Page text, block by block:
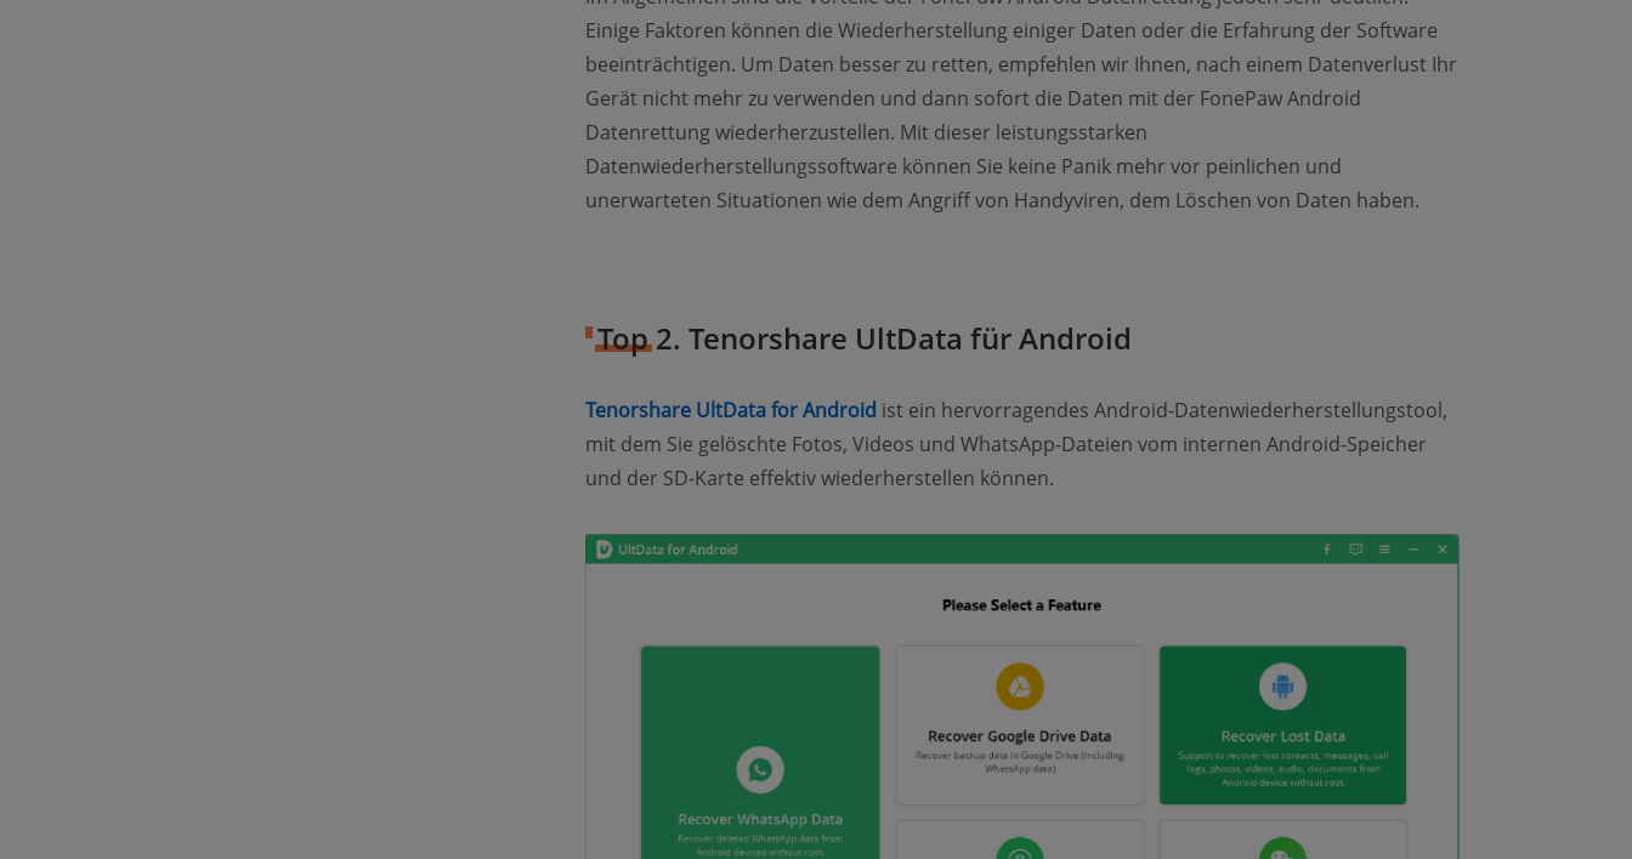
Einige Faktoren können die Wiederherstellung einiger Daten oder die Erfahrung der Software
beeinträchtigen. Um Daten besser zu retten, empfehlen wir Ihnen, nach einem Datenverlust Ihr
Gerät nicht mehr zu verwenden und dann sofort die Daten mit der FonePaw Android
Datenrettung wiederherzustellen. Mit dieser leistungsstarken
Datenwiederherstellungssoftware können Sie keine Panik mehr vor peinlichen und
unerwarteten Situationen wie dem Angriff von Handyviren, dem Löschen von Daten haben.
Top 2. Tenorshare UltData für Android
Tenorshare UltData for Android ist ein hervorragendes Android-Datenwiederherstellungstool,
mit dem Sie gelöschte Fotos, Videos und WhatsApp-Dateien vom internen Android-Speicher
und der SD-Karte effektiv wiederherstellen können.